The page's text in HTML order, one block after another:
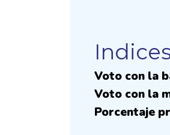
Voto con la
Voto con la
Porcentaje